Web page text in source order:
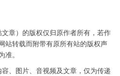
章）的版权仅归原作者所有，若作
站转载而附带有原所有站的版权声
准。
、图片、音视频及文章，仅为传递